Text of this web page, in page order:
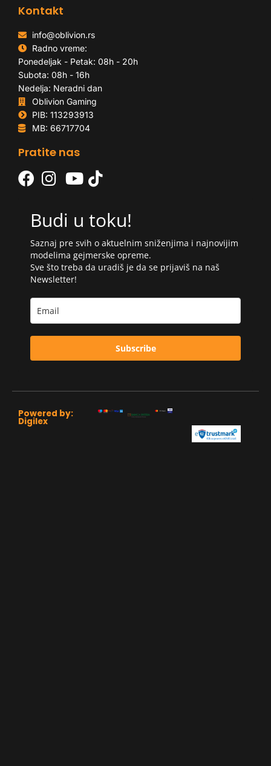
Kontakt
info@oblivion.rs
Radno vreme:
Ponedeljak - Petak: 08h - 20h
Subota: 08h - 16h
Nedelja: Neradni dan
Oblivion Gaming
PIB: 113293913
MB: 66717704
Pratite nas
Budi u toku!
Saznaj pre svih o aktuelnim sniženjima i najnovijim
modelima gejmerske opreme.
Sve što treba da uradiš je da se prijaviš na naš
Newsletter!
Subscribe
Powered by:
Digilex